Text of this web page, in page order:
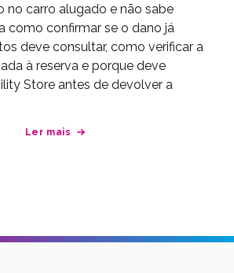
no carro alugado e não sabe
como confirmar se o dano já
deve consultar, como verificar a
à reserva e porque deve
Store antes de devolver a
Ler mais